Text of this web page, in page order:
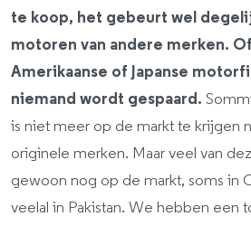
te koop, het gebeurt wel
motoren van andere merken.
Amerikaanse of Japanse
niemand wordt gespaard.
is niet meer op de markt te krijgen
originele merken. Maar veel van
gewoon nog op de markt, soms in
veelal in Pakistan. We hebben een